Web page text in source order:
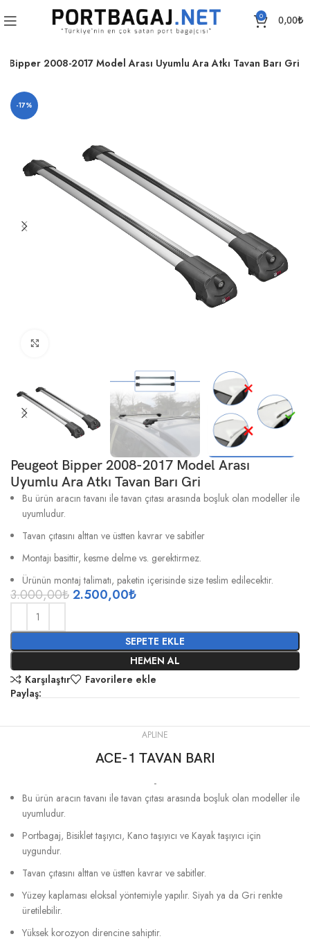
0 0,00₺
Bipper 2008-2017 Model Arası Uyumlu Ara Atkı Tavan Barı Gri
-17%
Peugeot Bipper 2008-2017 Model Arası
Uyumlu Ara Atkı Tavan Barı Gri
Bu ürün aracın tavanı ile tavan çıtası arasında boşluk olan modeller ile
uyumludur.
Tavan çıtasını alttan ve üstten kavrar ve sabitler
Montajı basittir, kesme delme vs. gerektirmez.
Ürünün montaj talimatı, paketin içerisinde size teslim edilecektir.
3.000,00₺2.500,00₺
SEPETE EKLE
HEMEN AL
Karşılaştır
Favorilere ekle
Paylaş:
APLINE
ACE-1 TAVAN BARI
-
Bu ürün aracın tavanı ile tavan çıtası arasında boşluk olan modeller ile
uyumludur.
Portbagaj, Bisiklet taşıyıcı, Kano taşıyıcı ve Kayak taşıyıcı için
uygundur.
Tavan çıtasını alttan ve üstten kavrar ve sabitler.
Yüzey kaplaması eloksal yöntemiyle yapılır. Siyah ya da Gri renkte
üretilebilir.
Yüksek korozyon direncine sahiptir.